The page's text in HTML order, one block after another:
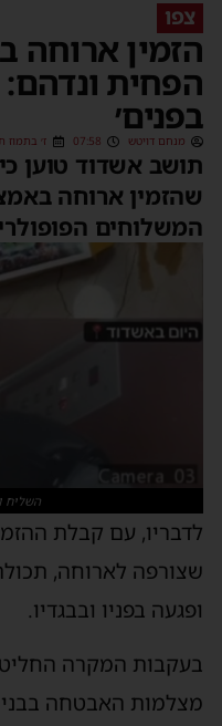
צפו
הזמין
הפחית
בפנים׳
מנחם דויטש 07:58 ז׳ בתמוז תשפ״ו
תושב אשדוד טוען
שהזמין ארוחה
המשלוחים
השליח
לדבריו, עם קבלת
שצורפה לארוחה,
ופגעה בפניו ובבגדיו.
בעקבות המקרה
מצלמות האבטחה